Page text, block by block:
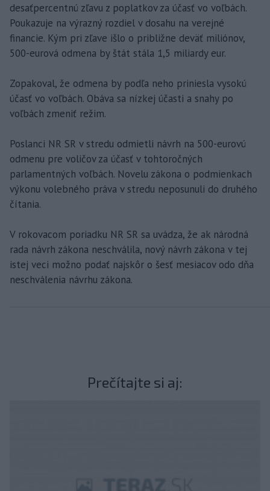
desaťpercentnú zľavu z poplatkov za účasť vo voľbách.
Poukazuje na výrazný rozdiel v dosahu na verejné
financie. Kým pri zľave išlo o približne deväť miliónov,
500-eurová odmena by štát stála 1,5 miliardy eur.
Zopakoval, že odmena by podľa neho priniesla vysokú
účasť vo voľbách. Obáva sa nízkej účasti a snahy po
voľbách zmeniť režim.
Poslanci NR SR v stredu odmietli návrh na 500-eurovú
odmenu pre voličov za účasť v tohtoročných
parlamentných voľbách. Novelu zákona o podmienkach
výkonu volebného práva v stredu neposunuli do druhého
čítania.
V rokovacom poriadku NR SR sa uvádza, že ak národná
rada návrh zákona neschválila, nový návrh zákona v tej
istej veci možno podať najskôr o šesť mesiacov odo dňa
neschválenia návrhu zákona.
Prečítajte si aj: